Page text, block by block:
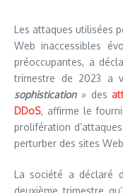
Les attaques utilisées
Web inaccessibles
préoccupantes, a
trimestre de 2023 a
sophistication» des
DDoS, affirme le
prolifération
perturber des sites
La société a déclaré